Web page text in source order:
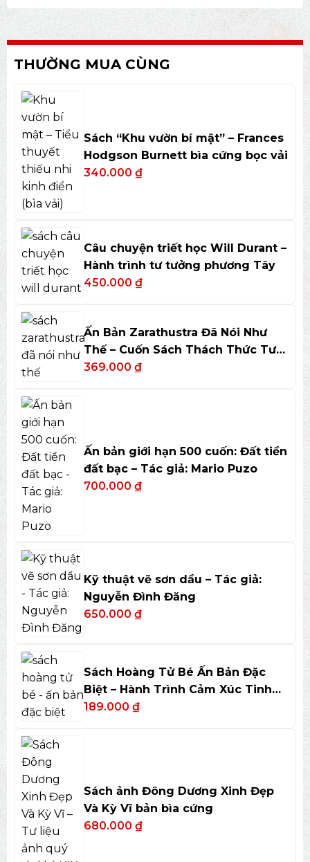
THƯỜNG MUA CÙNG
Sách “Khu vườn bí mật” – Frances
Hodgson Burnett bìa cứng bọc vải
340.000 ₫
Câu chuyện triết học Will Durant –
Hành trình tư tưởng phương Tây
450.000 ₫
Ấn Bản Zarathustra Đã Nói Như
Thế – Cuốn Sách Thách Thức Tư
Duy
369.000 ₫
Ấn bản giới hạn 500 cuốn: Đất tiền
đất bạc – Tác giả: Mario Puzo
700.000 ₫
Kỹ thuật vẽ sơn dầu – Tác giả:
Nguyễn Đình Đăng
650.000 ₫
Sách Hoàng Tử Bé Ấn Bản Đặc
Biệt – Hành Trình Cảm Xúc Tinh
Tế
189.000 ₫
Sách ảnh Đông Dương Xinh Đẹp
Và Kỳ Vĩ bản bìa cứng
680.000 ₫